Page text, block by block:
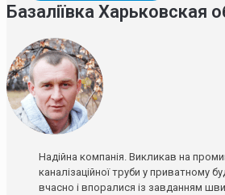
Базаліївка Харьковская
Надійна компанія. Викликав на
каналізаційної труби у приватному
вчасно і впоралися із завданням